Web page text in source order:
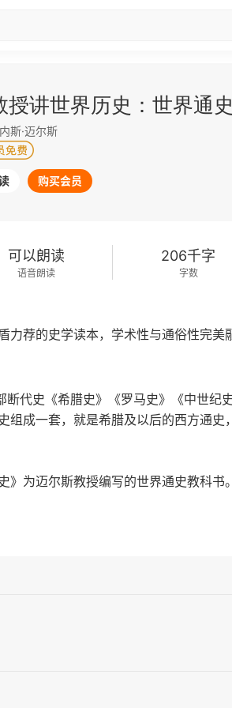
授讲世界历史：世界通史
斯·迈尔斯
购买会员
可以朗读
语音朗读
206千字
字数
力荐的史学读本，学术性与通俗性完美
断代史《希腊史》《罗马史》《中世纪
组成一套，就是希腊及以后的西方通史
》为迈尔斯教授编写的世界通史教科